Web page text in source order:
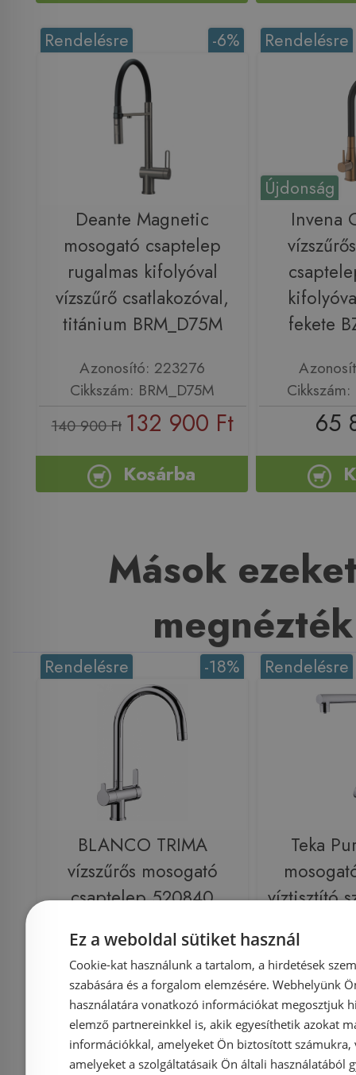
-6%
Rendelésre
Deante Magnetic
mosogató csaptelep
rugalmas kifolyóval
vízszűrő csatlakozóval,
titánium BRM_D75M
Azonosító: 223276
Cikkszám: BRM_D75M
140 900 Ft 132 900 Ft
Kosárba
Újdonság
Rendelésre
Invena
fekete
65
Mások
megnézték
-18%
Rendelésre
BLANCO TRIMA
vízszűrős mosogató
csaptelep 520840
Azonosító: 159994
Cikkszám: 520840
111 900 Ft91 590 Ft
Rendelésre
Teka
víztisztító
74
Ez a weboldal sütiket használ
Cookie-kat használunk a tartalom, a hirdetések
szabására és a forgalom elemzésére. Webhelyünk
használatára vonatkozó információkat megosztjuk
elemző partnereinkkel is, akik egyesíthetik azokat
információkkal, amelyeket Ön biztosított számukra,
amelyeket a szolgáltatásaik Ön általi használatából